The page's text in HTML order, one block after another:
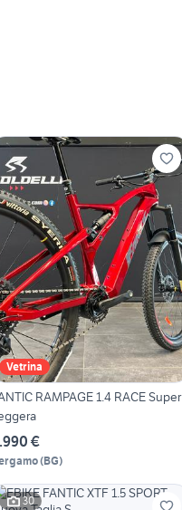
Vetrina
RAMPAGE 1.4 RACE Super
€
(BG)
30